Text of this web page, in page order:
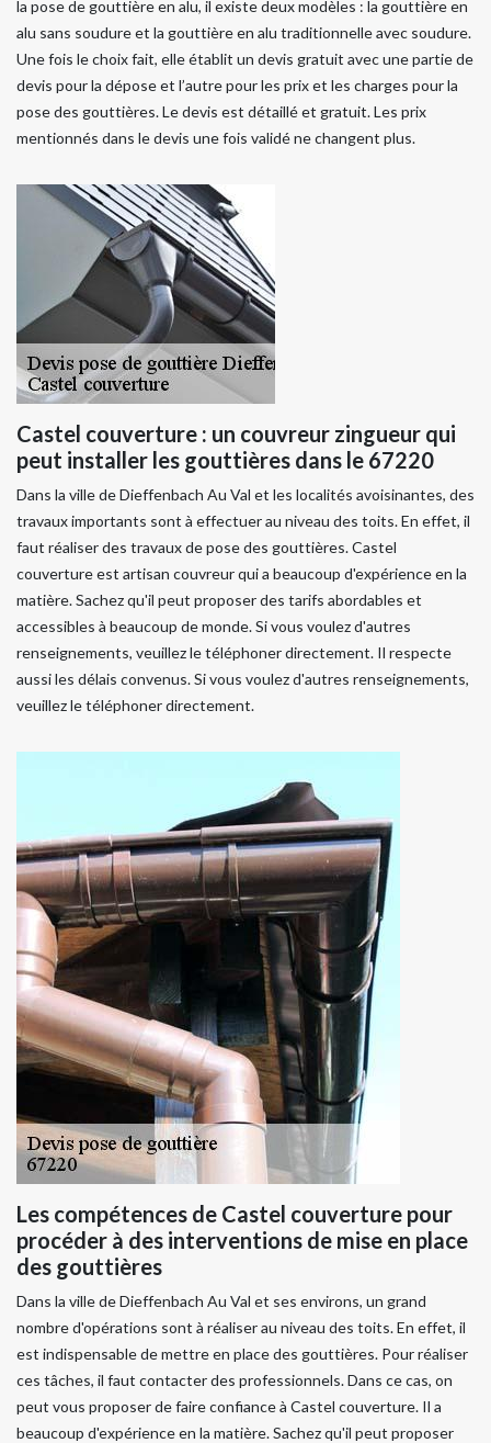
la pose de gouttière en alu, il existe deux modèles : la gouttière en
alu sans soudure et la gouttière en alu traditionnelle avec soudure.
Une fois le choix fait, elle établit un devis gratuit avec une partie de
devis pour la dépose et l’autre pour les prix et les charges pour la
pose des gouttières. Le devis est détaillé et gratuit. Les prix
mentionnés dans le devis une fois validé ne changent plus.
Castel couverture : un couvreur zingueur qui
peut installer les gouttières dans le 67220
Dans la ville de Dieffenbach Au Val et les localités avoisinantes, des
travaux importants sont à effectuer au niveau des toits. En effet, il
faut réaliser des travaux de pose des gouttières. Castel
couverture est artisan couvreur qui a beaucoup d'expérience en la
matière. Sachez qu'il peut proposer des tarifs abordables et
accessibles à beaucoup de monde. Si vous voulez d'autres
renseignements, veuillez le téléphoner directement. Il respecte
aussi les délais convenus. Si vous voulez d'autres renseignements,
veuillez le téléphoner directement.
Les compétences de Castel couverture pour
procéder à des interventions de mise en place
des gouttières
Dans la ville de Dieffenbach Au Val et ses environs, un grand
nombre d'opérations sont à réaliser au niveau des toits. En effet, il
est indispensable de mettre en place des gouttières. Pour réaliser
ces tâches, il faut contacter des professionnels. Dans ce cas, on
peut vous proposer de faire confiance à Castel couverture. Il a
beaucoup d'expérience en la matière. Sachez qu'il peut proposer